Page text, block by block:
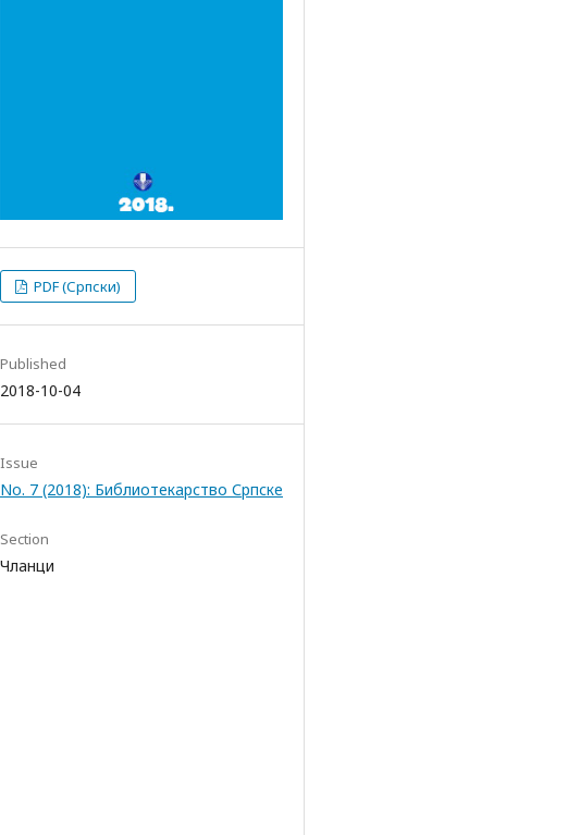
PDF (Српски)
Published
2018-10-04
Issue
No. 7 (2018): Библиотекарство Српске
Section
Чланци